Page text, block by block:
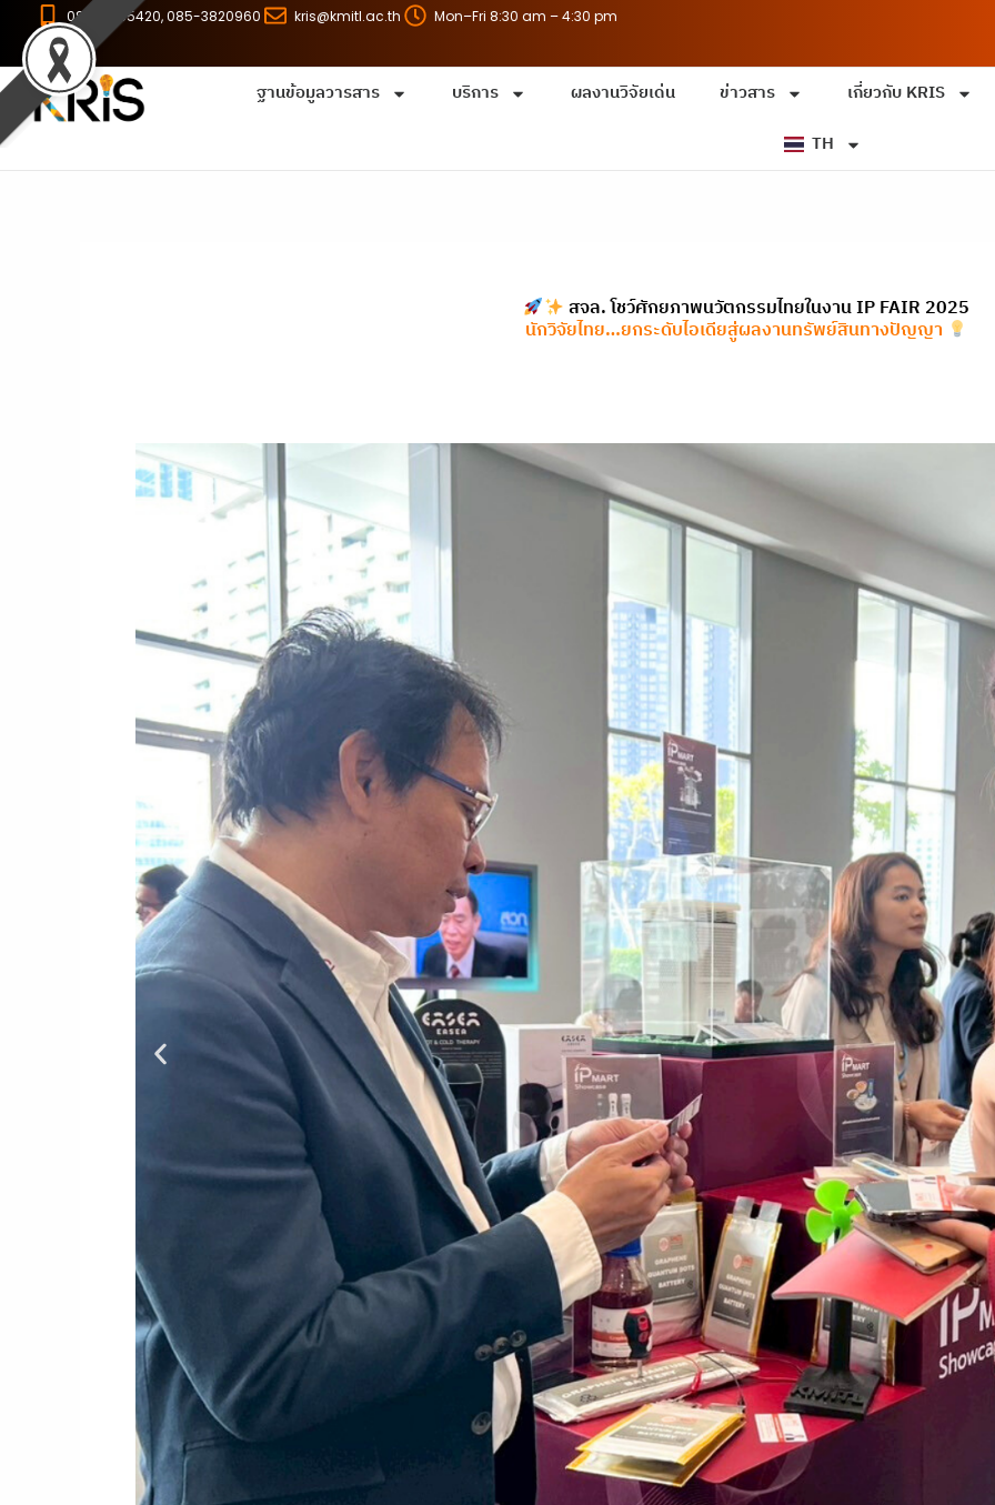
content
086-8255420, 085-3820960 kris@kmitl.ac.th Mon–Fri 8:30 am – 4:30 pm
ฐานข้อมูลวารสาร บริการ ผลงานวิจัยเด่น ข่าวสาร
เกี่ยวกับ KRIS
TH
สจล. โชว์ศักยภาพนวัตกรรมไทยในงาน IP FAIR 2025
นักวิจัยไทย…ยกระดับไอเดียสู่ผลงานทรัพย์สินทางปัญญา